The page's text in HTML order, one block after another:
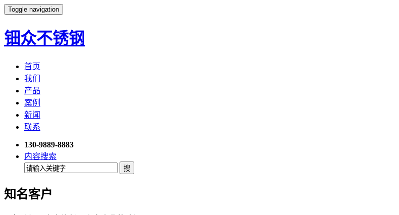
Toggle navigation
钿众不锈钢
首页
我们
产品
案例
新闻
联系
130-9889-8883
内容搜索
知名客户